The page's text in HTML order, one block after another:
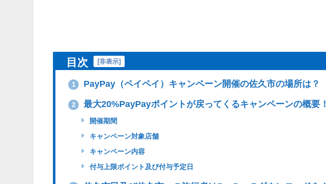
目次 [非表示]
1 PayPay（ペイペイ）キャンペーン開催の佐久市の場所は？
2 最大20%PayPayポイントが戻ってくるキャンペーンの概要！
開催期間
キャンペーン対象店舗
キャンペーン内容
付与上限ポイント及び付与予定日